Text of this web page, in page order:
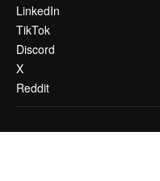
LinkedIn
TikTok
Discord
X
Reddit